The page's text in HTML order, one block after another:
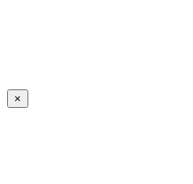
×